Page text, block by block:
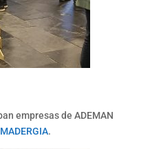
empresas de ADEMAN
MADERGIA.